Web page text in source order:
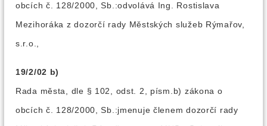
obcích č. 128/2000, Sb.:odvolává Ing. Rostislava
Mezihoráka z dozorčí rady Městských služeb Rýmařov,
s.r.o.,
19/2/02 b)
Rada města, dle § 102, odst. 2, písm.b) zákona o
obcích č. 128/2000, Sb.:jmenuje členem dozorčí rady